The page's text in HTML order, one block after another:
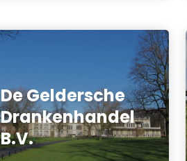
De Geldersche
Drankenhandel
B.V.